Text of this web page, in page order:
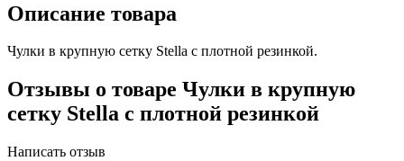
Описание товара
Чулки в крупную сетку Stella с плотной резинкой.
Отзывы о товаре Чулки в крупную
сетку Stella с плотной резинкой
Написать отзыв